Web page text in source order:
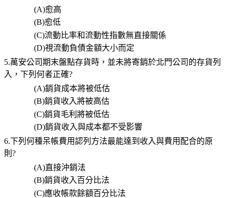
(A)愈高
(B)愈低
(C)流動比率和流動性指數無直接關係
(D)視流動負債金額大小而定
5.萬安公司期末盤點存貨時，並未將寄銷於北門公司的存貨列
入，下列何者正確?
(A)銷貨成本將被低估
(B)銷貨收入將被高估
(C)銷貨毛利將被低估
(D)銷貨收入與成本都不受影響
6.下列何種呆帳費用認列方法最能達到收入與費用配合的原
則 ?
(A)直接沖銷法
(B)銷貨收入百分比法
(C)應收帳款餘額百分比法